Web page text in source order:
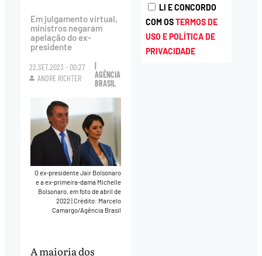
Em julgamento virtual,
ministros negaram
apelação do ex-
presidente
22.SET.2023 - 00:27
ANDRE RICHTER
AGÊNCIA
BRASIL
O ex-presidente Jair Bolsonaro
e a ex-primeira-dama Michelle
Bolsonaro, em foto de abril de
2022|Crédito: Marcelo
Camargo/Agência Brasil
A maioria dos
LI E CONCORDO
COM OSTERMOS DE
USO E POLÍTICA DE
PRIVACIDADE